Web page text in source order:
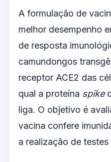
A formulação de
melhor desempenho
de resposta
camundongos
receptor ACE2 das
qual a proteína spike
liga. O objetivo é
vacina confere
a realização de testes